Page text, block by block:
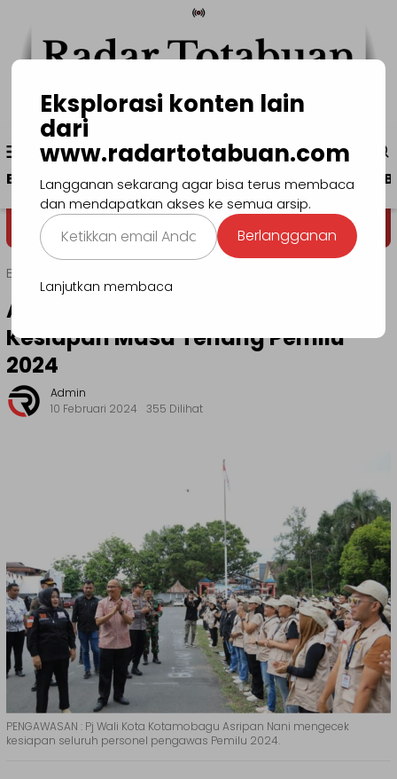
konten
Menu
Mobile
www.radartotabuan.com
Beranda Kotamobagu Bolmong Boltim
Dega' Niondon Selamat
Beranda
Asripan Nani Hadiri Apel Siaga
Kesiapan Masa Tenang Pemilu
2024
Admin
10 Februari 2024
355 Dilihat
PENGAWASAN : Pj Wali Kota Kotamobagu Asripan Nani mengecek
kesiapan seluruh personel pengawas Pemilu 2024.
Eksplorasi konten lain
dari
www.radartotabuan.com
Langganan sekarang agar bisa terus membaca
dan mendapatkan akses ke semua arsip.
Ketikkan
email
Anda...
Berlangganan
Lanjutkan membaca